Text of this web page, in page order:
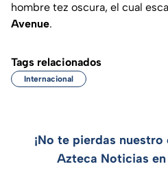
hombre tez oscura, el cual
Avenue.
Tags relacionados
Internacional
¡No te pierdas
Azteca Noticias